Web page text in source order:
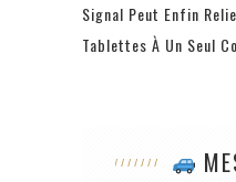
Signal Peut Enfin
Tablettes À Un Seul